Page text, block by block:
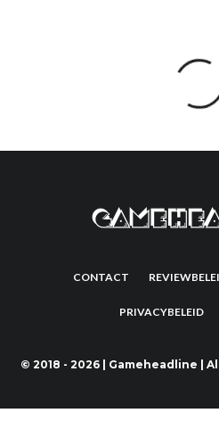
CONTACT
PRIVACYBELEID
© 2018 - 2026 | Gameheadline |